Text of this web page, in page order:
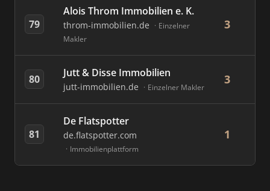
79
Alois Throm Immobilien e. K.
throm-immobilien.de
Einzelner
Makler
3
80 Jutt & Disse Immobilien
jutt-immobilien.de Einzelner Makler
3
81
De Flatspotter
de.flatspotter.com
Immobilienplattform
1